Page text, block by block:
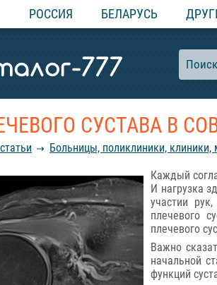
РОССИЯ БЕЛАРУСЬ
СУСТАВА В
Больницы, поликлиники,
Каждый
И нагрузка
участии
плечевого
плечевого
Важно
начальной
функций